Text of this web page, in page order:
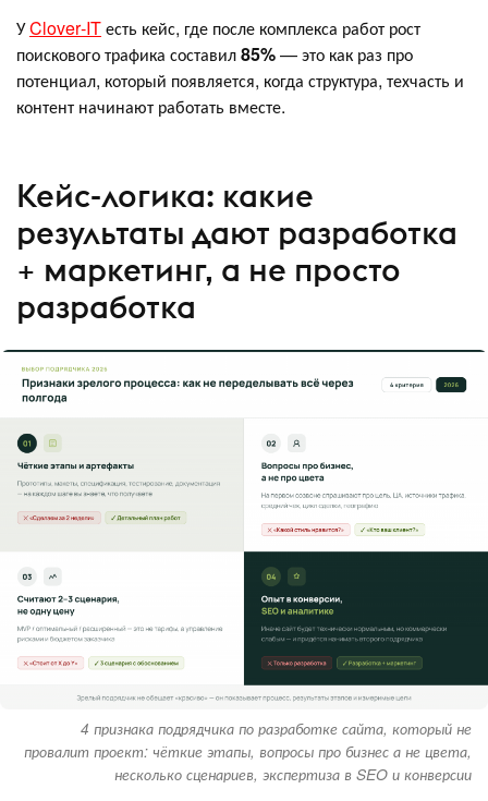
УClover‑ITесть кейс, где после комплекса работ рост
поискового трафика составил85%— это как раз про
потенциал, который появляется, когда структура, техчасть и
контент начинают работать вместе.
Кейс-логика: какие
результаты дают разработка
+ маркетинг, а не просто
разработка
4 признака подрядчика по разработке сайта, который не
провалит проект: чёткие этапы, вопросы про бизнес а не цвета,
несколько сценариев, экспертиза в SEO и конверсии